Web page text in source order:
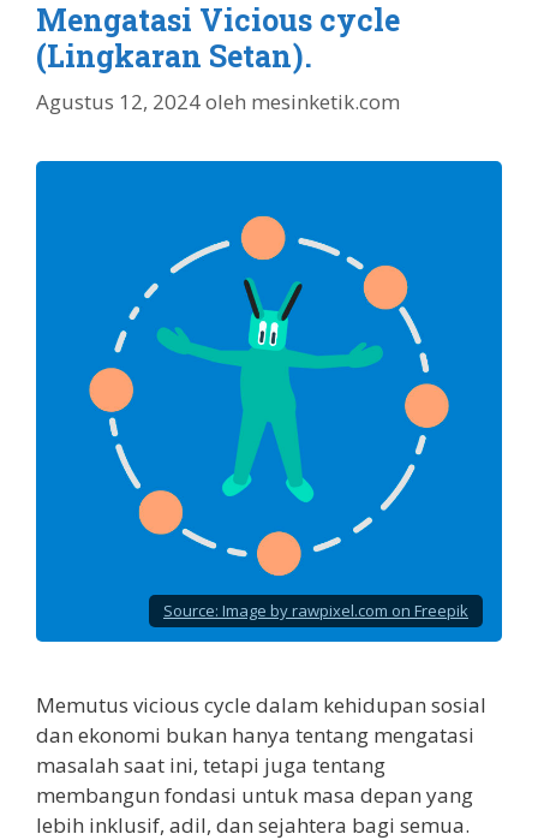
Mengatasi Vicious cycle
(Lingkaran Setan).
Agustus 12, 2024oleh mesinketik.com
Source: Image by rawpixel.com on Freepik
Memutus vicious cycle dalam kehidupan sosial
dan ekonomi bukan hanya tentang mengatasi
masalah saat ini, tetapi juga tentang
membangun fondasi untuk masa depan yang
lebih inklusif, adil, dan sejahtera bagi semua.